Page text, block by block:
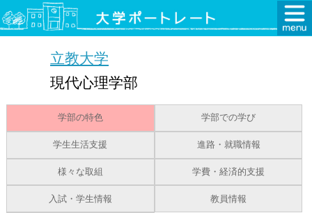
立教大学
現代心理学部
学部の特色 学部での学び
学生生活支援 進路・就職情報
様々な取組 学費・経済的支援
入試・学生情報 教員情報